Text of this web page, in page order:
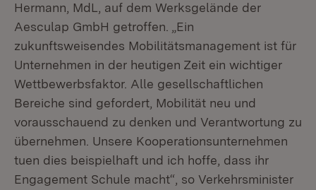
Hermann, MdL, auf dem Werksgelände der
Aesculap GmbH getroffen. „Ein
zukunftsweisendes Mobilitätsmanagement ist für
Unternehmen in der heutigen Zeit ein wichtiger
Wettbewerbsfaktor. Alle gesellschaftlichen
Bereiche sind gefordert, Mobilität neu und
vorausschauend zu denken und Verantwortung zu
übernehmen. Unsere Kooperationsunternehmen
tuen dies beispielhaft und ich hoffe, dass ihr
Engagement Schule macht“, so Verkehrsminister